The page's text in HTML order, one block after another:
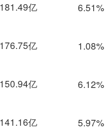
181.49亿 6.51%
176.75亿 1.08%
150.94亿 6.12%
141.16亿 5.97%